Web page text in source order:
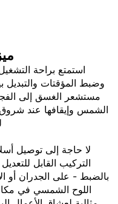
استمتع براحة
وضبط المؤقتات
مستشعر الغسق إلى
الشمس وإيقافها عند
لا حاجة إلى توصيل
التركيب القابل
بالضبط - على الجدران أو
اللوح الشمسي في